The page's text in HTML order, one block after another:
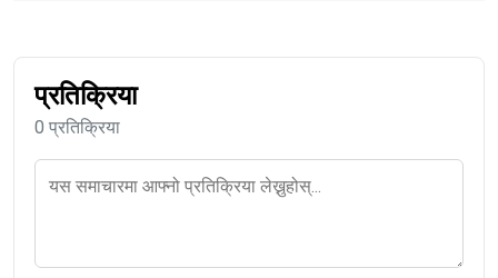
प्रतिक्रिया
0 प्रतिक्रिया